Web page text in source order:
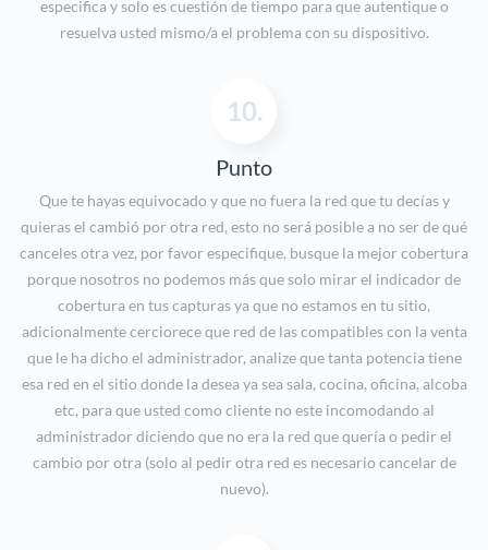
especifica y solo es cuestión de tiempo para que autentique o
resuelva usted mismo/a el problema con su dispositivo.
10.
Punto
Que te hayas equivocado y que no fuera la red que tu decías y
quieras el cambió por otra red, esto no será posible a no ser de qué
canceles otra vez, por favor especifique, busque la mejor cobertura
porque nosotros no podemos más que solo mirar el indicador de
cobertura en tus capturas ya que no estamos en tu sitio,
adicionalmente cerciorece que red de las compatibles con la venta
que le ha dicho el administrador, analize que tanta potencia tiene
esa red en el sitio donde la desea ya sea sala, cocina, oficina, alcoba
etc, para que usted como cliente no este incomodando al
administrador diciendo que no era la red que quería o pedir el
cambio por otra (solo al pedir otra red es necesario cancelar de
nuevo).